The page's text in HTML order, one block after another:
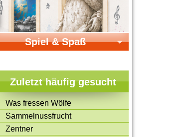
Spiel & Spaß
Online-Spiele
Mitmachen & Kreatives
Bücher & Filme
Quiz-Spiele
Zuletzt häufig gesucht
Was fressen Wölfe
Sammelnussfrucht
Zentner